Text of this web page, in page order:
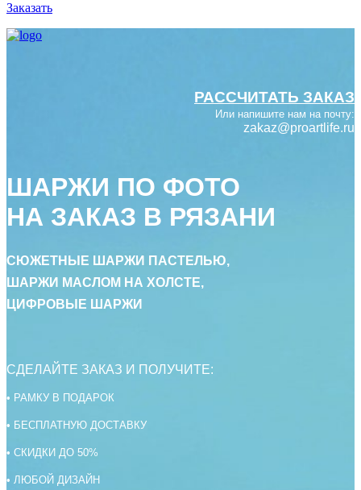
Заказать
РАССЧИТАТЬ ЗАКАЗ
Или напишите нам на почту:
zakaz@proartlife.ru
ШАРЖИ ПО ФОТО
НА ЗАКАЗ В РЯЗАНИ
СЮЖЕТНЫЕ ШАРЖИ ПАСТЕЛЬЮ,
ШАРЖИ МАСЛОМ НА ХОЛСТЕ,
ЦИФРОВЫЕ ШАРЖИ
СДЕЛАЙТЕ ЗАКАЗ И ПОЛУЧИТЕ:
• РАМКУ В ПОДАРОК
• БЕСПЛАТНУЮ ДОСТАВКУ
• СКИДКИ ДО 50%
• ЛЮБОЙ ДИЗАЙН